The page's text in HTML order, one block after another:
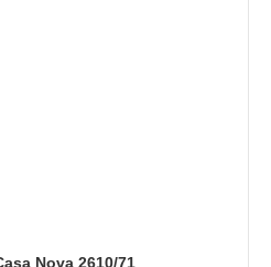
Nova 2610/71